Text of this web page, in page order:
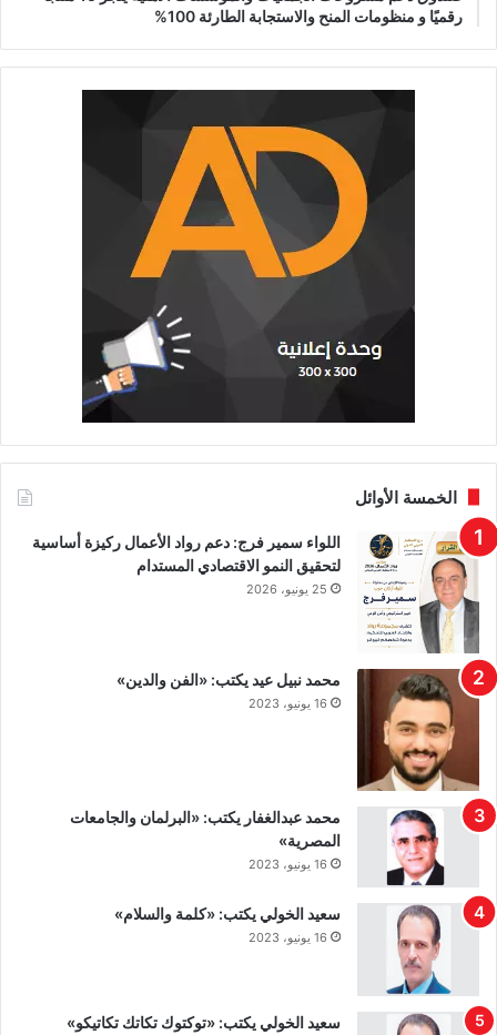
رقميًا و منظومات المنح والاستجابة الطارئة 100%
الخمسة الأوائل
اللواء سمير فرج: دعم رواد الأعمال ركيزة أساسية
لتحقيق النمو الاقتصادي المستدام
25 يونيو، 2026
محمد نبيل عيد يكتب: «الفن والدين»
16 يونيو، 2023
محمد عبدالغفار يكتب: «البرلمان والجامعات
المصرية»
16 يونيو، 2023
سعيد الخولي يكتب: «كلمة والسلام»
16 يونيو، 2023
سعيد الخولي يكتب: «توكتوك تكاتك تكاتيكو»